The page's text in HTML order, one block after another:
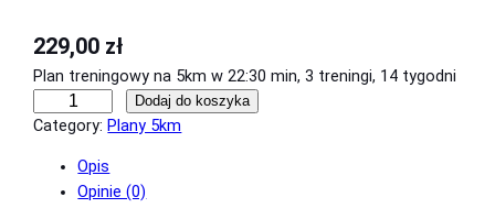
229,00 zł
Plan treningowy na 5km w 22:30 min, 3 treningi, 14 tygodni
l
Dodaj do koszyka
Category: Plany 5km
Opis
Opinie (0)